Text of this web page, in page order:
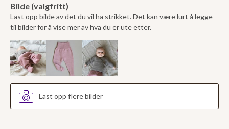
Bilde (valgfritt)
Last opp bilde av det du vil ha strikket. Det kan være lurt å legge
til bilder for å vise mer av hva du er ute etter.
Last opp flere bilder